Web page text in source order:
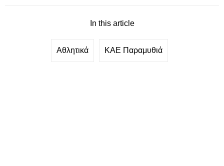
In this article
Αθλητικά ΚΑΕ Παραμυθιά